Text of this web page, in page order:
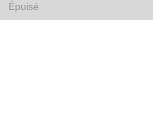
Épuisé